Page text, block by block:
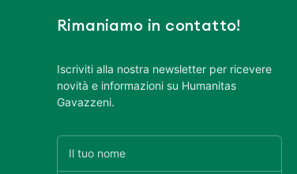
Rimaniamo in contatto!
Iscriviti alla nostra newsletter per ricevere
novità e informazioni su Humanitas
Gavazzeni.